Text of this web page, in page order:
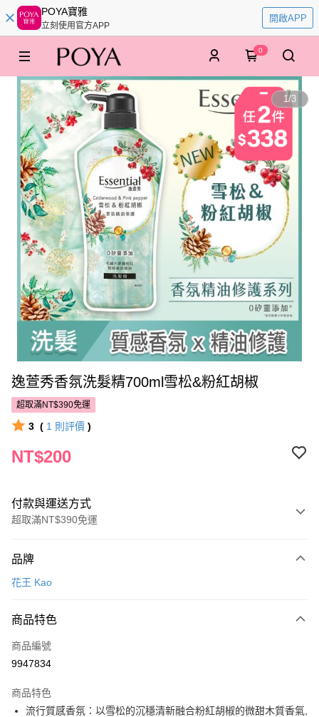
POYA寶雅
立刻使用官方APP
開啟APP
0
1/3
逸萱秀香氛洗髮精700ml雪松&粉紅胡椒
超取滿NT$390免運
3 ( 1 則評價 )
NT$200
付款與運送方式
超取滿NT$390免運
POYA支付
超商取貨付款
LINE Pay
街口支付
品牌
花王 Kao
商品特色
商品編號
9947834
商品特色
流行質感香氛：以雪松的沉穩清新融合粉紅胡椒的微甜木質香氣,